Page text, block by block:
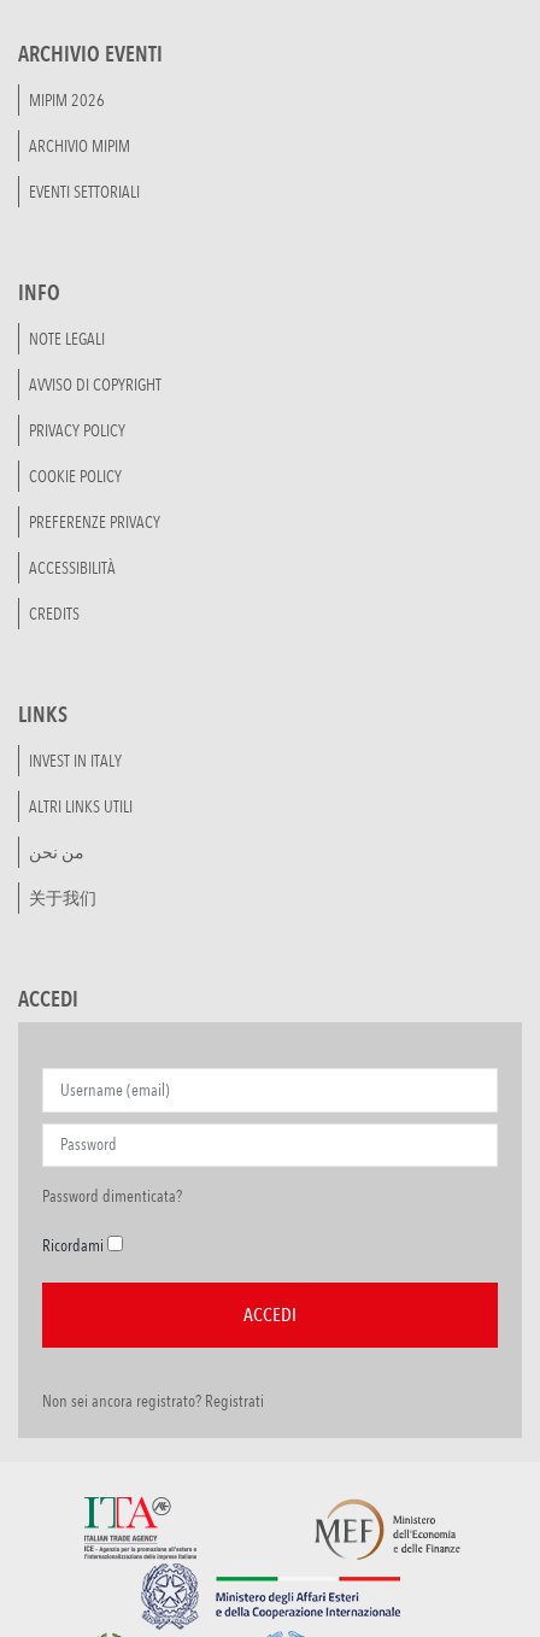
ARCHIVIO EVENTI
MIPIM 2026
ARCHIVIO MIPIM
EVENTI SETTORIALI
INFO
NOTE LEGALI
AVVISO DI COPYRIGHT
PRIVACY POLICY
COOKIE POLICY
PREFERENZE PRIVACY
ACCESSIBILITÀ
CREDITS
LINKS
INVEST IN ITALY
ALTRI LINKS UTILI
من نحن
关于我们
ACCEDI
Password dimenticata?
Ricordami
Non sei ancora registrato? Registrati